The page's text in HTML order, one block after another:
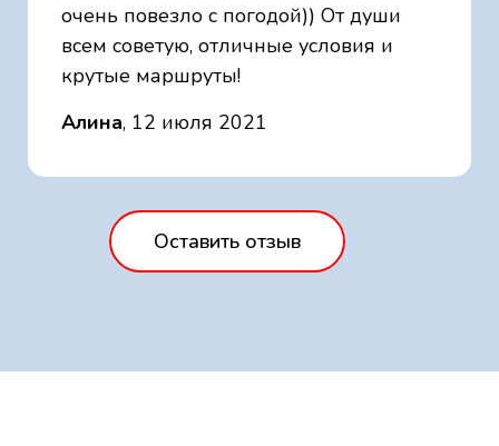
очень повезло с погодой)) От души
всем советую, отличные условия и
крутые маршруты!
Алина, 12 июля 2021
Оставить отзыв